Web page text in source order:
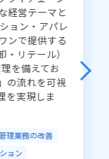
善
善
リズム開発
経営テーマと
ョン・アパレ
ンで提供する
リテール）
を備えてお
の流れを可視
を実現しま
理業務の改善
ョン